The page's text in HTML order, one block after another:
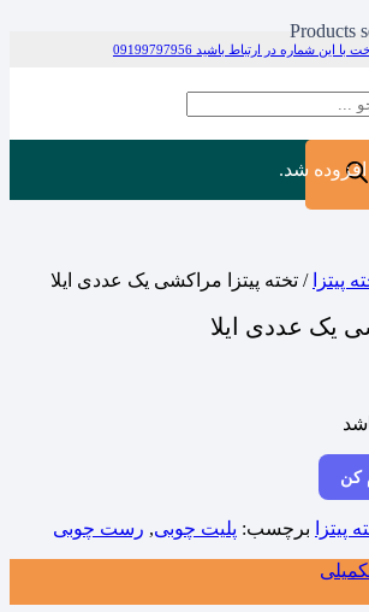
در ارتباط باشید 09199797956
Products
شد.
پیتزا / تخته پیتزا مراکشی یک عددی ایلا
یک عددی ایلا
کن
پیتزا برچسب: پلیت چوبی, رست چوبی